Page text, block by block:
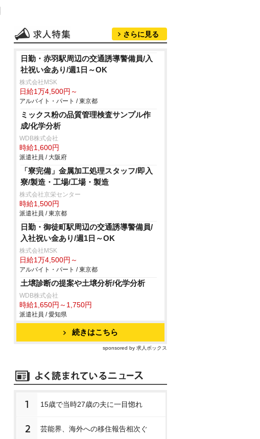
さらに見る
日勤・赤羽駅周辺の交通誘導警備員/入
社祝い金あり/週1日～OK
株式会社MSK
日給1万4,500円～
アルバイト・パート / 東京都
ミックス粉の品質管理検査サンプル作
成/化学分析
WDB株式会社
時給1,600円
派遣社員 / 大阪府
「寮完備」金属加工処理スタッフ/即入
寮/製造・工場/工場・製造
株式会社京栄センター
時給1,500円
派遣社員 / 東京都
日勤・御徒町駅周辺の交通誘導警備員/
入社祝い金あり/週1日～OK
株式会社MSK
日給1万4,500円～
アルバイト・パート / 東京都
土壌診断の提案や土壌分析/化学分析
WDB株式会社
時給1,650円～1,750円
派遣社員 / 愛知県
続きはこちら
sponsored by 求人ボックス
1 15歳で当時27歳の夫に一目惚れ
2 芸能界、海外への移住報告相次ぐ